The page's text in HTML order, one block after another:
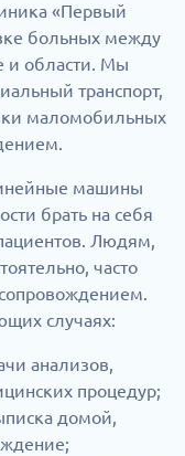
«Первый
больных между
и области. Мы
транспорт,
маломобильных
машины
брать на себя
Людям,
часто
случаях:
анализов,
процедур;
домой,